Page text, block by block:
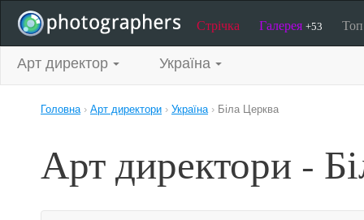
Стрічка Галерея +53
Арт директор Україна
Головна› Арт директори › Україна› Біла Церква
Арт директори -